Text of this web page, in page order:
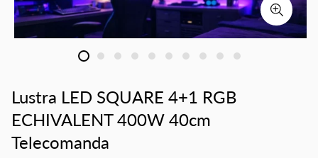
Lustra LED SQUARE 4+1 RGB
ECHIVALENT 400W 40cm
Telecomanda